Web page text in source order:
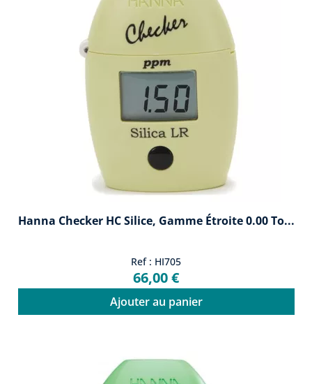
Hanna Checker HC Silice, Gamme Étroite 0.00 To...
Ref : HI705
66,00 €
Ajouter au panier